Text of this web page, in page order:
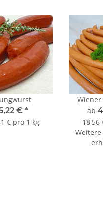
€ *
€ pro 1 kg
Wiener
ab
18,56
Weitere